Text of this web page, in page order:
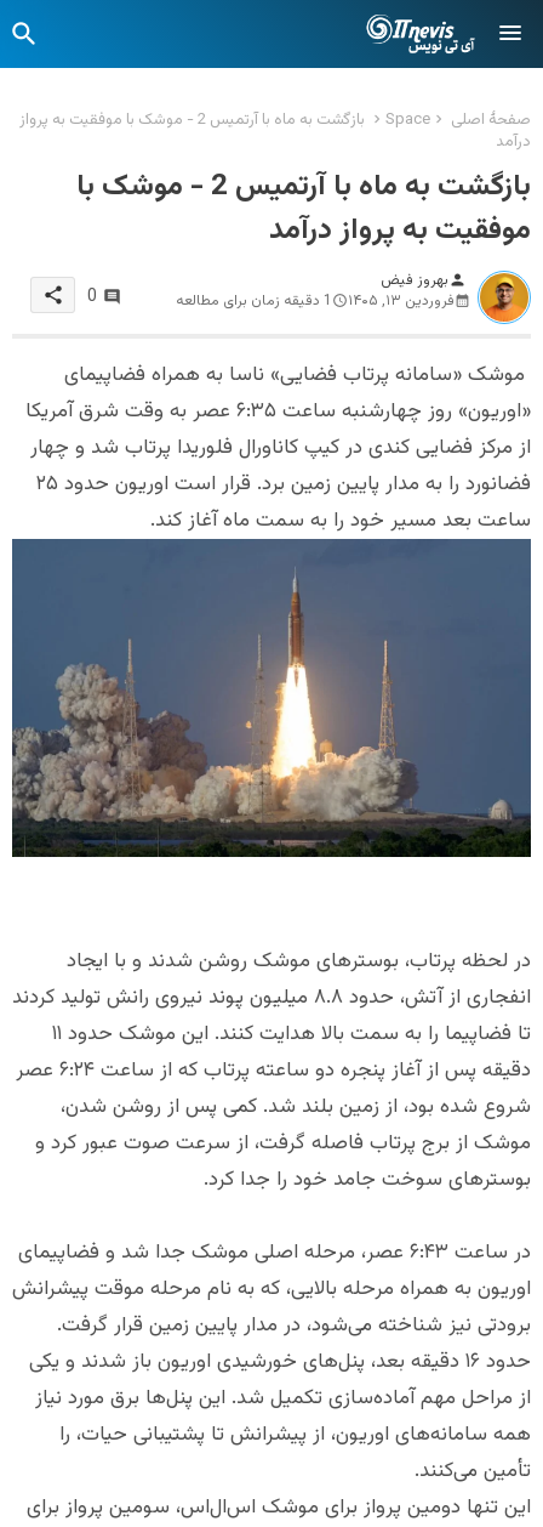
صفحهٔ اصلی Space
بازگشت به ماه با آرتمیس 2 - موشک با موفقیت به پرواز
درآمد
بازگشت به ماه با آرتمیس 2 - موشک با
موفقیت به پرواز درآمد
person بهروز فیض
فروردین ۱۳, ۱۴۰۵
1 دقیقه زمان برای مطالعه 0
share
موشک «سامانه پرتاب فضایی» ناسا به همراه فضاپیمای
«اوریون» روز چهارشنبه ساعت ۶:۳۵ عصر به وقت شرق آمریکا
از مرکز فضایی کندی در کیپ کاناورال فلوریدا پرتاب شد و چهار
فضانورد را به مدار پایین زمین برد. قرار است اوریون حدود ۲۵
ساعت بعد مسیر خود را به سمت ماه آغاز کند.
در لحظه پرتاب، بوسترهای موشک روشن شدند و با ایجاد
انفجاری از آتش، حدود ۸.۸ میلیون پوند نیروی رانش تولید کردند
تا فضاپیما را به سمت بالا هدایت کنند. این موشک حدود ۱۱
دقیقه پس از آغاز پنجره دو ساعته پرتاب که از ساعت ۶:۲۴ عصر
شروع شده بود، از زمین بلند شد. کمی پس از روشن شدن،
موشک از برج پرتاب فاصله گرفت، از سرعت صوت عبور کرد و
بوسترهای سوخت جامد خود را جدا کرد.
در ساعت ۶:۴۳ عصر، مرحله اصلی موشک جدا شد و فضاپیمای
اوریون به همراه مرحله بالایی، که به نام مرحله موقت پیشرانش
برودتی نیز شناخته می‌شود، در مدار پایین زمین قرار گرفت.
حدود ۱۶ دقیقه بعد، پنل‌های خورشیدی اوریون باز شدند و یکی
از مراحل مهم آماده‌سازی تکمیل شد. این پنل‌ها برق مورد نیاز
همه سامانه‌های اوریون، از پیشرانش تا پشتیبانی حیات، را
تأمین می‌کنند.
این تنها دومین پرواز برای موشک اس‌ال‌اس، سومین پرواز برای